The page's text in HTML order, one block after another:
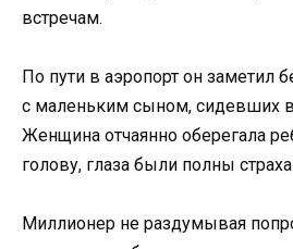
встречам.
По пути в аэропорт он
с маленьким сыном, сидевших
Женщина отчаянно оберегала
голову, глаза были полны
Миллионер не раздумывая